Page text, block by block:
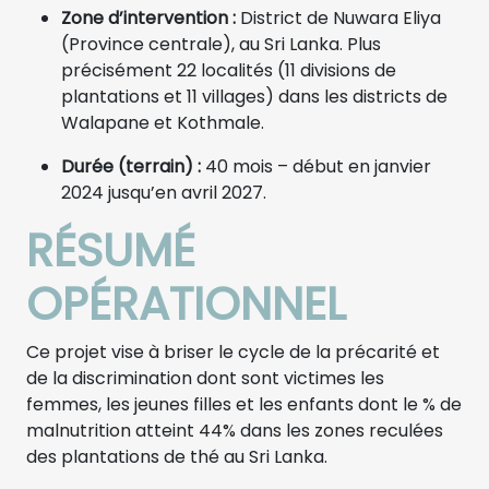
Zone d’intervention : District de Nuwara Eliya
(Province centrale), au Sri Lanka. Plus
précisément 22 localités (11 divisions de
plantations et 11 villages) dans les districts de
Walapane et Kothmale.
Durée (terrain) : 40 mois – début en janvier
2024 jusqu’en avril 2027.
RÉSUMÉ
OPÉRATIONNEL
Ce projet vise à briser le cycle de la précarité et
de la discrimination dont sont victimes les
femmes, les jeunes filles et les enfants dont le % de
malnutrition atteint 44% dans les zones reculées
des plantations de thé au Sri Lanka.